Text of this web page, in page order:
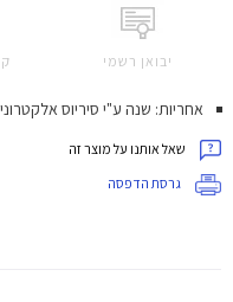
יבואן רשמי
אחריות: שנה ע"י סיריוס
שאל אותנו על מוצר זה
גרסת הדפסה